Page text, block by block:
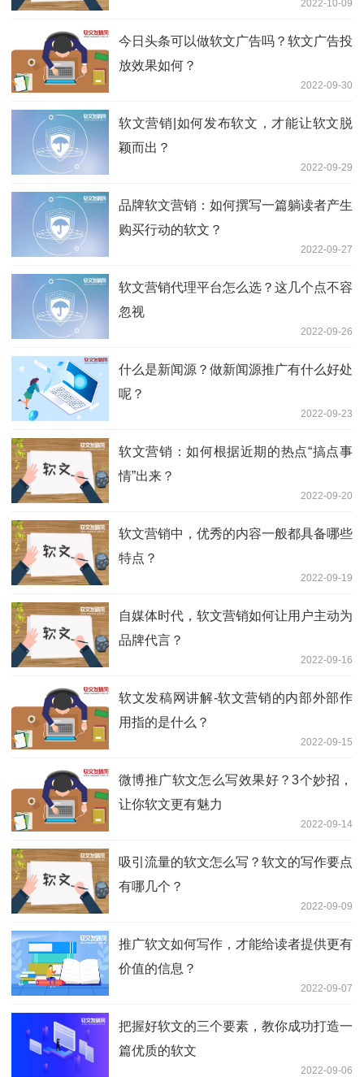
2022-10-09
今日头条可以做软文广告吗？软文广告投
放效果如何？
2022-09-30
软文营销|如何发布软文，才能让软文脱
颖而出？
2022-09-29
品牌软文营销：如何撰写一篇躺读者产生
购买行动的软文？
2022-09-27
软文营销代理平台怎么选？这几个点不容
忽视
2022-09-26
什么是新闻源？做新闻源推广有什么好处
呢？
2022-09-23
软文营销：如何根据近期的热点“搞点事
情”出来？
2022-09-20
软文营销中，优秀的内容一般都具备哪些
特点？
2022-09-19
自媒体时代，软文营销如何让用户主动为
品牌代言？
2022-09-16
软文发稿网讲解-软文营销的内部外部作
用指的是什么？
2022-09-15
微博推广软文怎么写效果好？3个妙招，
让你软文更有魅力
2022-09-14
吸引流量的软文怎么写？软文的写作要点
有哪几个？
2022-09-09
推广软文如何写作，才能给读者提供更有
价值的信息？
2022-09-07
把握好软文的三个要素，教你成功打造一
篇优质的软文
2022-09-06